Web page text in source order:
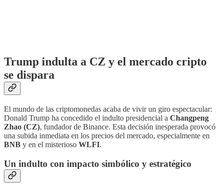
Trump indulta a CZ y el mercado cripto
se dispara
El mundo de las criptomonedas acaba de vivir un giro espectacular:
Donald Trump ha concedido el indulto presidencial a Changpeng
Zhao (CZ), fundador de Binance. Esta decisión inesperada provocó
una subida inmediata en los precios del mercado, especialmente en
BNB y en el misterioso WLFI.
Un indulto con impacto simbólico y estratégico